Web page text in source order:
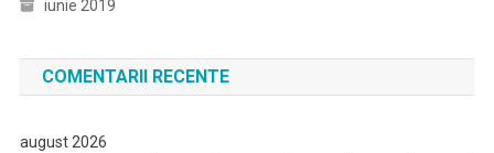
iunie 2019
COMENTARII RECENTE
august 2026